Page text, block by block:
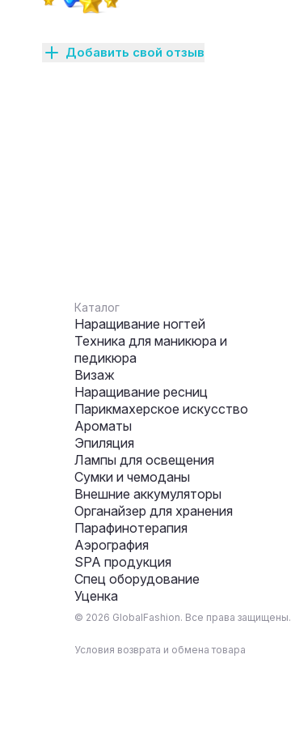
Добавить свой отзыв
Каталог
Наращивание ногтей
Техника для маникюра и
педикюра
Визаж
Наращивание ресниц
Парикмахерское искусство
Ароматы
Эпиляция
Лампы для освещения
Сумки и чемоданы
Внешние аккумуляторы
Органайзер для хранения
Парафинотерапия
Аэрография
SPA продукция
Спец оборудование
Уценка
© 2026 GlobalFashion. Все права защищены.
Условия возврата и обмена товара